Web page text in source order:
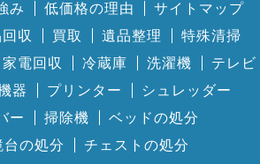
み 低価格の理由
サイトマップ
収 買取 遺品整理
特殊清掃
家電回収 冷蔵庫 洗濯機
テレビ
器 プリンター
シュレッダー
ー 掃除機
ベッドの処分
台の処分
チェストの処分